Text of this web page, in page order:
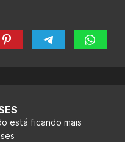
está ficando mais